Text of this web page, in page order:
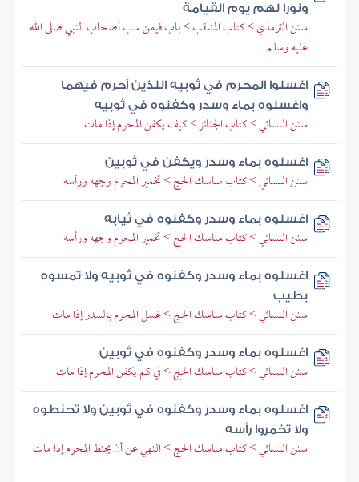
ونورا لهم يوم القيامة
سنن الترمذي > كتاب المناقب > باب فيمن سب أصحاب النبي صلى الله
عليه وسلم
اغسلوا المحرم في ثوبيه اللذين أحرم فيهما
واغسلوه بماء وسدر وكفنوه في ثوبيه
سنن النسائي > كتاب الجنائز > كيف يكفن المحرم إذا مات
اغسلوه بماء وسدر ويكفن في ثوبين
سنن النسائي > كتاب مناسك الحج > تخمير المحرم وجهه ورأسه
اغسلوه بماء وسدر وكفنوه في ثيابه
سنن النسائي > كتاب مناسك الحج > تخمير المحرم وجهه ورأسه
اغسلوه بماء وسدر وكفنوه في ثوبيه ولا تمسوه
بطيب
سنن النسائي > كتاب مناسك الحج > غسل المحرم بالسدر إذا مات
اغسلوه بماء وسدر وكفنوه في ثوبين
سنن النسائي > كتاب مناسك الحج > في كم يكفن المحرم إذا مات
اغسلوه بماء وسدر وكفنوه في ثوبين ولا تحنطوه
ولا تخمروا رأسه
سنن النسائي > كتاب مناسك الحج > النهي عن أن يحنط المحرم إذا مات